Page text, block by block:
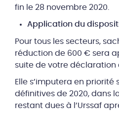
fin le 28 novembre 2020.
Application du
Pour tous les secteurs,
réduction de 600 € sera
suite de votre déclaration
Elle s’imputera en priorité
définitives de 2020, dans
restant dues à l’Urssaf